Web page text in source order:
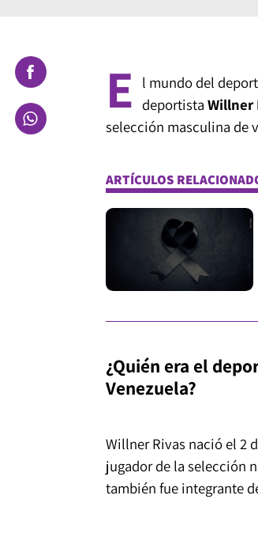
E l mundo del
deportista Willner
selección masculina de
ARTÍCULOS
¿Quién era el
Venezuela?
Willner Rivas nació el 2
jugador de la selección
también fue integrante